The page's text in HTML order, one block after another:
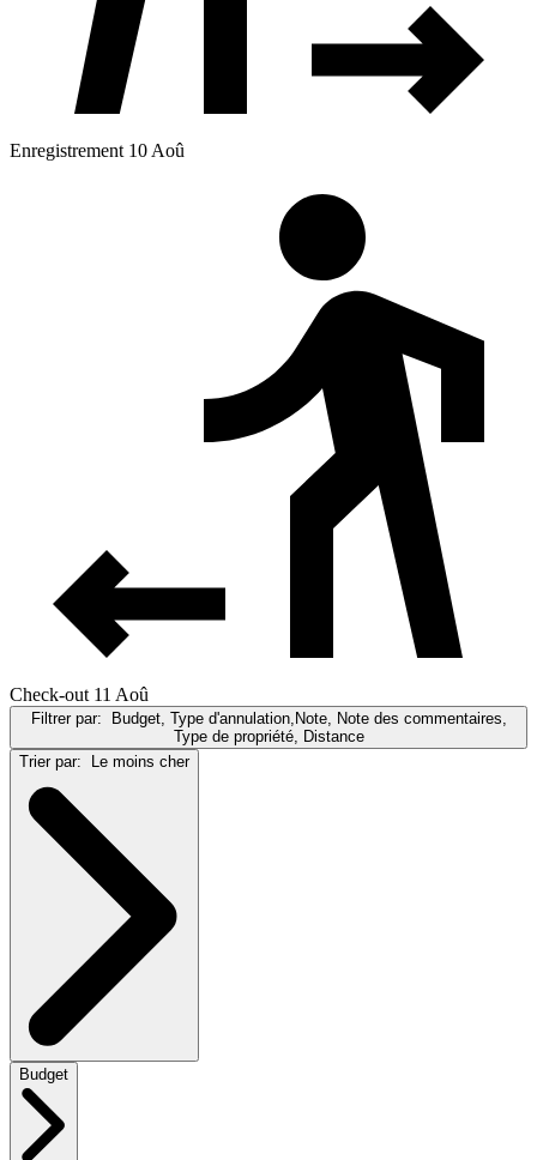
Enregistrement 10 Aoû
Check-out 11 Aoû
Filtrer par:
Budget, Type d'annulation,Note, Note des commentaires,
Type de propriété, Distance
Trier par:
Le moins cher
Budget